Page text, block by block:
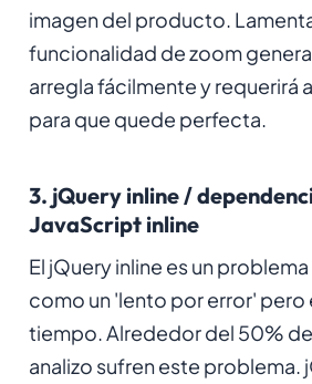
imagen del producto.
funcionalidad de zoom
arregla fácilmente y requerirá
para que quede perfecta.
3. jQuery inline /
JavaScript inline
El jQuery inline es un
como un 'lento por error'
tiempo. Alrededor del 50%
analizo sufren este problema.